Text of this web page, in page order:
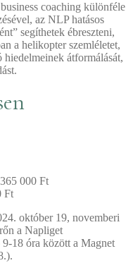
coaching különféle
az NLP hatásos
segíthetek ébreszteni,
a helikopter szemléletet,
átformálását,
000 Ft
Ft
október 19, novemberi
a Napliget
18 óra között a Magnet